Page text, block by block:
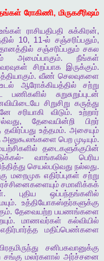
ரோகிணி, மிருகசீரிஷம்
உங்கள் ராசியதிபதி சுக்கிரன்,
10, 11-ல் சஞ்சரிப்பதும்,
சஞ்சரிப்பதும் சகல
அமைப்பாகும். நீங்கள்
சிறப்பாக இருக்கும்.
. வீண் செலவுகளை
உடல் ஆரோக்கியத்தில்
சற்று
பணிகளில்
சுறுசுறுப்புடன்
சிறுசிறு கருத்து
சரியாகி விடும். உற்றார்
, தேவையின்றி
பிறர்
தவிர்ப்பது உத்தமம்.அசையும்
அனுகூலங்களை பெற முடியும்.
தடைகளுக்குபின்
-வாங்கலில்
பெரிய
செயல்படுவது நல்லது.
மறைமுக எதிர்ப்புகள் சற்று
சமாளிக்கக்
. புதிய
ஒப்பந்தங்களில்
.உத்தியோகஸ்தர்களுக்கு
. தேவையற்ற பயணங்களை
. மாணவர்கள்
கல்வியில்
எதிர்பார்த்த
மதிப்பெண்களை
சனிபகவானுக்கு
சங்கு மலர்களால் அர்ச்சனை